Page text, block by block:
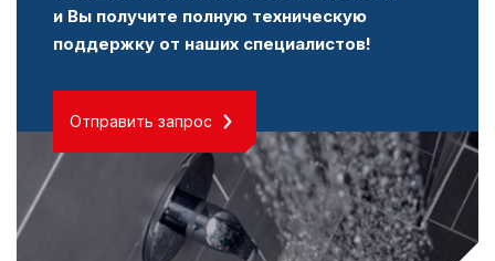
и Вы получите полную техническую
поддержку от наших специалистов!
Отправить запрос